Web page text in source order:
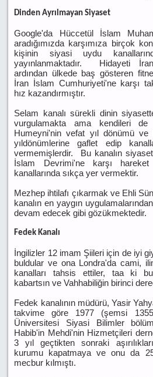
Dinden Ayrılmayan Siyaset
Google'da Hüccetül İslam
aradığımızda karşımıza birçok
kişinin siyasi uydu
yayınlanmaktadır. Hidayeti
ardından ülkede baş gösteren
İran İslam Cumhuriyeti'ne karşı
hız kazandırmıştır.
Selam kanalı sürekli dinin
vurgulamakta ama kendileri
Humeyni'nin vefat yıl dönümü
yıldönümlerine gaflet edip
vermemişlerdir. Bu kanalın
İslam Devrimi'ne karşı
kanallarında sıkça yer vermektir.
Mezhep ihtilafı çıkarmak ve Ehli
kanalın en yaygın
devam edecek gibi gözükmektedir.
Fedek Kanalı
İngilizler 12 imam Şiileri için de iyi
buldular ve ona Londra'da cami,
kanalları tahsis ettiler, taa ki
kabartsın ve Vahhabiliğin birinci
Fedek kanalının müdürü, Yasir
takvime göre 1977 (şemsi
Üniversitesi Siyasi Bilimler
Habib'in Mehdi'nin Hizmetçileri
3 yıl geçtikten sonraki
kurumu kapatmaya ve onu da
mecbur kılmıştı.